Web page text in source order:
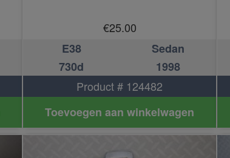
€25.00
E38
Sedan
730d
1998
Product # 124482
Toevoegen aan winkelwagen